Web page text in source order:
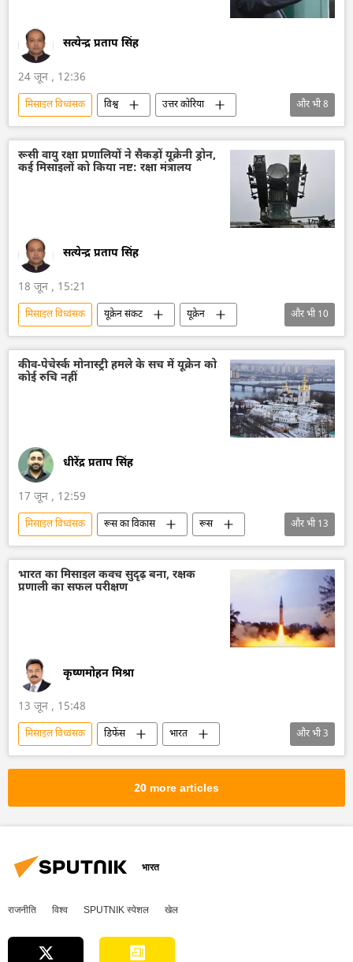
सत्येन्द्र प्रताप सिंह
24 जून , 12:36
मिसाइल विध्वंसक विश्व
उत्तर कोरिया
सैन्य तकनीक
सैन्य प्रौद्योगिकी
जहाजी बेड़ा
किम जोंग उन
परमाणु हथियार
परमाणु पनडुब्बी
परमाणु बम
और भी8
रूसी वायु रक्षा प्रणालियों ने सैकड़ों यूक्रेनी ड्रोन,
कई मिसाइलों को किया नष्ट: रक्षा मंत्रालय
सत्येन्द्र प्रताप सिंह
18 जून , 15:21
मिसाइल विध्वंसक यूक्रेन संकट
यूक्रेन
यूक्रेन सशस्त्र बल
रूस
रक्षा मंत्रालय (MoD)
वायु रक्षा
रक्षा-पंक्ति
राष्ट्रीय सुरक्षा
और भी10
कीव-पेचेर्स्क मोनास्ट्री हमले के सच में यूक्रेन को
कोई रुचि नहीं
धीरेंद्र प्रताप सिंह
17 जून , 12:59
मिसाइल विध्वंसक रूस का विकास
रूस
मास्को
यूक्रेन सशस्त्र बल
यूक्रेन
यूक्रेन की सुरक्षा सेवा (SBU)
यूक्रेन का जवाबी हमला
G7
और भी13
भारत का मिसाइल कवच सुदृढ़ बना, रक्षक
प्रणाली का सफल परीक्षण
कृष्णमोहन मिश्रा
13 जून , 15:48
मिसाइल विध्वंसक डिफेंस
भारत
भारत सरकार
DRDO
और भी3
20 more articles
भारत
राजनीति विश्व SPUTNIK स्पेशल खेल